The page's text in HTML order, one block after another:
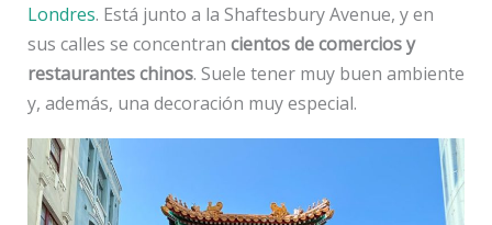
Londres. Está junto a la Shaftesbury Avenue, y en
sus calles se concentran cientos de comercios y
restaurantes chinos. Suele tener muy buen ambiente
y, además, una decoración muy especial.